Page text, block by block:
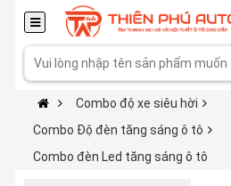
Combo độ xe siêu hời
Combo Độ đèn tăng sáng ô tô
Combo đèn Led tăng sáng ô tô